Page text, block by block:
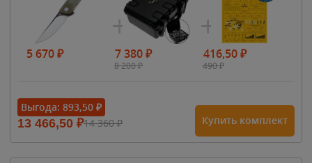
5 670₽ 7 380₽
8 200₽
416,50₽
490₽
Выгода: 893,50 ₽
13 466,50 ₽14 360₽ Купить комплект